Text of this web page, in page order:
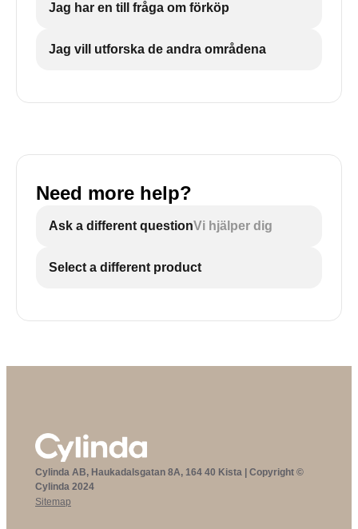
Jag har en till fråga om förköp
Jag vill utforska de andra områdena
Need more help?
Ask a different questionVi hjälper dig
Select a different product
Cylinda AB, Haukadalsgatan 8A, 164 40 Kista | Copyright ©
Cylinda 2024
Sitemap